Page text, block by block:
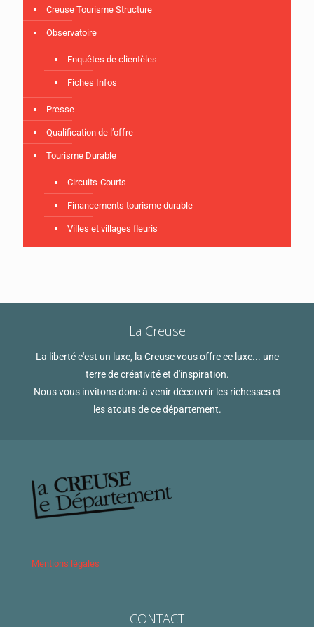
Creuse Tourisme Structure
Observatoire
Enquêtes de clientèles
Fiches Infos
Presse
Qualification de l’offre
Tourisme Durable
Circuits-Courts
Financements tourisme durable
Villes et villages fleuris
La Creuse
La liberté c'est un luxe, la Creuse vous offre ce luxe... une
terre de créativité et d'inspiration.
Nous vous invitons donc à venir découvrir les richesses et
les atouts de ce département.
Mentions légales
CONTACT